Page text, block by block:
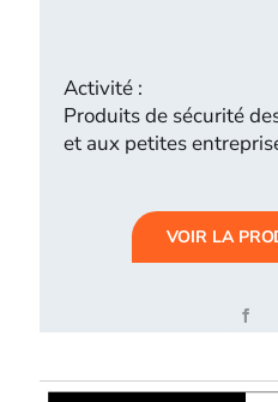
Activité :
Produits de sécurité
et aux petites
VOIR LA